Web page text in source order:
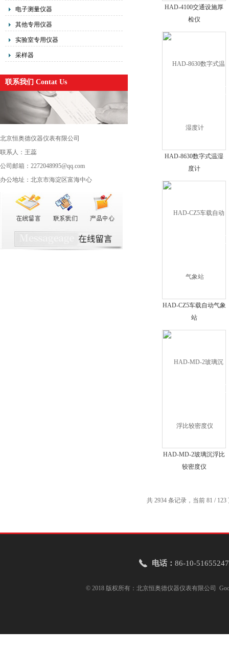
电子测量仪器
其他专用仪器
实验室专用仪器
采样器
联系我们 Contat Us
北京恒奥德仪器仪表有限公司
联系人：王蕊
公司邮箱：2272048995@qq.com
办公地址：北京市海淀区富海中心
HAD-4100交通设施厚
检仪
HAD-8630数字式温湿
度计
HAD-CZ5车载自动气象
站
HAD-MD-2玻璃沉浮比
较密度仪
共 2934 条记录，当前 81 /
电话： 86-10-51655247
© 2018 版权所有：北京恒奥德仪器仪表有限公司